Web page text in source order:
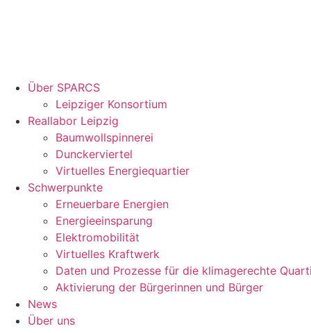
Über SPARCS
Leipziger Konsortium
Reallabor Leipzig
Baumwollspinnerei
Dunckerviertel
Virtuelles Energiequartier
Schwerpunkte
Erneuerbare Energien
Energieeinsparung
Elektromobilität
Virtuelles Kraftwerk
Daten und Prozesse für die klimagerechte
Aktivierung der Bürgerinnen und Bürger
News
Über uns